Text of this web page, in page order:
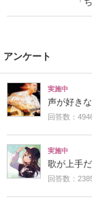
に
アンケート
実施中
声が好き
回答数：
実施中
歌が上手
回答数：